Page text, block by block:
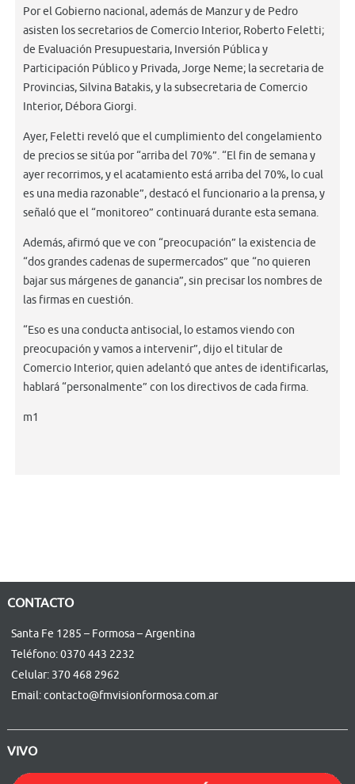
Por el Gobierno nacional, además de Manzur y de Pedro
asisten los secretarios de Comercio Interior, Roberto Feletti;
de Evaluación Presupuestaria, Inversión Pública y
Participación Público y Privada, Jorge Neme; la secretaria de
Provincias, Silvina Batakis, y la subsecretaria de Comercio
Interior, Débora Giorgi.
Ayer, Feletti reveló que el cumplimiento del congelamiento
de precios se sitúa por “arriba del 70%”. “El fin de semana y
ayer recorrimos, y el acatamiento está arriba del 70%, lo cual
es una media razonable”, destacó el funcionario a la prensa, y
señaló que el “monitoreo” continuará durante esta semana.
Además, afirmó que ve con “preocupación” la existencia de
“dos grandes cadenas de supermercados” que “no quieren
bajar sus márgenes de ganancia”, sin precisar los nombres de
las firmas en cuestión.
“Eso es una conducta antisocial, lo estamos viendo con
preocupación y vamos a intervenir”, dijo el titular de
Comercio Interior, quien adelantó que antes de identificarlas,
hablará “personalmente” con los directivos de cada firma.
m1
CONTACTO
Santa Fe 1285 – Formosa – Argentina
Teléfono: 0370 443 2232
Celular: 370 468 2962
Email: contacto@fmvisionformosa.com.ar
VIVO